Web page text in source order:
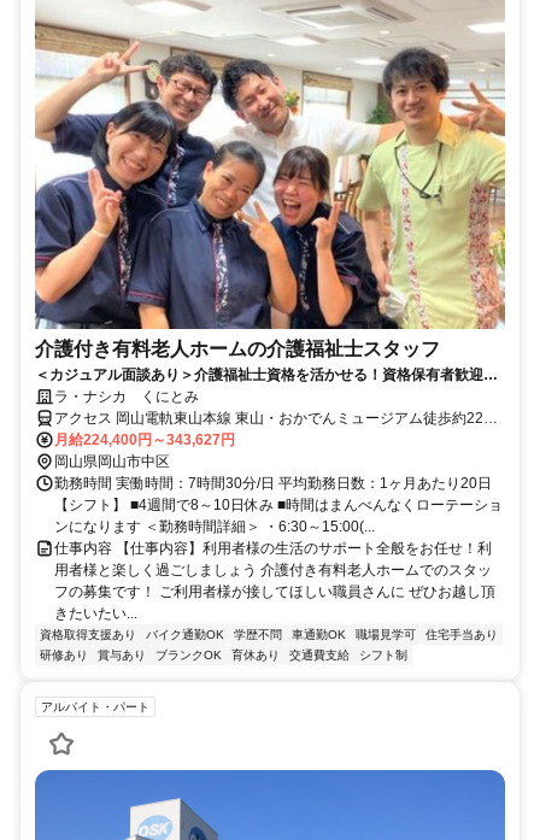
介護付き有料老人ホームの介護福祉士スタッフ
＜カジュアル面談あり＞介護福祉士資格を活かせる！資格保有者歓迎！
＜ブランクOK＞賞与3.2か月分！
ラ・ナシカ くにとみ
アクセス 岡山電軌東山本線 東山・おかでんミュージアム徒歩約22
分、岡山電軌東山本線 中納言徒歩約22分、岡山電軌東山本線 門田屋
敷徒歩約23分 ｢岡山駅｣より車で15分＊車・バイク通勤可/駐車場有
月給224,400円～343,627円
岡山県岡山市中区
勤務時間 実働時間：7時間30分/日 平均勤務日数：1ヶ月あたり20日
【シフト】 ■4週間で8～10日休み ■時間はまんべんなくローテーショ
ンになります ＜勤務時間詳細＞ ・6:30～15:00(...
仕事内容 【仕事内容】利用者様の生活のサポート全般をお任せ！利
用者様と楽しく過ごしましょう 介護付き有料老人ホームでのスタッ
フの募集です！ ご利用者様が接してほしい職員さんに ぜひお越し頂
きたいたい...
資格取得支援あり バイク通勤OK 学歴不問 車通勤OK 職場見学可
住宅手当あり
研修あり
賞与あり ブランクOK 育休あり 交通費支給 シフト制
アルバイト・パート